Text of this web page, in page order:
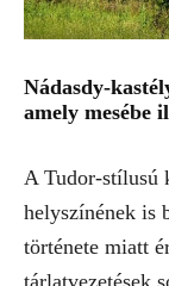
Nádasdy-
amely mesébe
A Tudor-stílusú
helyszínének is
története miatt